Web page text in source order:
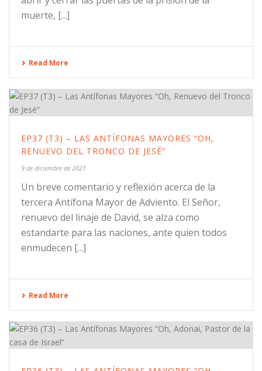
muerte, [...]
Read More
EP37 (T3) – LAS ANTÍFONAS MAYORES “OH,
RENUEVO DEL TRONCO DE JESÉ”
9 de diciembre de 2021
Un breve comentario y reflexión acerca de la
tercera Antífona Mayor de Adviento. El Señor,
renuevo del linaje de David, se alza como
estandarte para las naciones, ante quien todos
enmudecen [...]
Read More